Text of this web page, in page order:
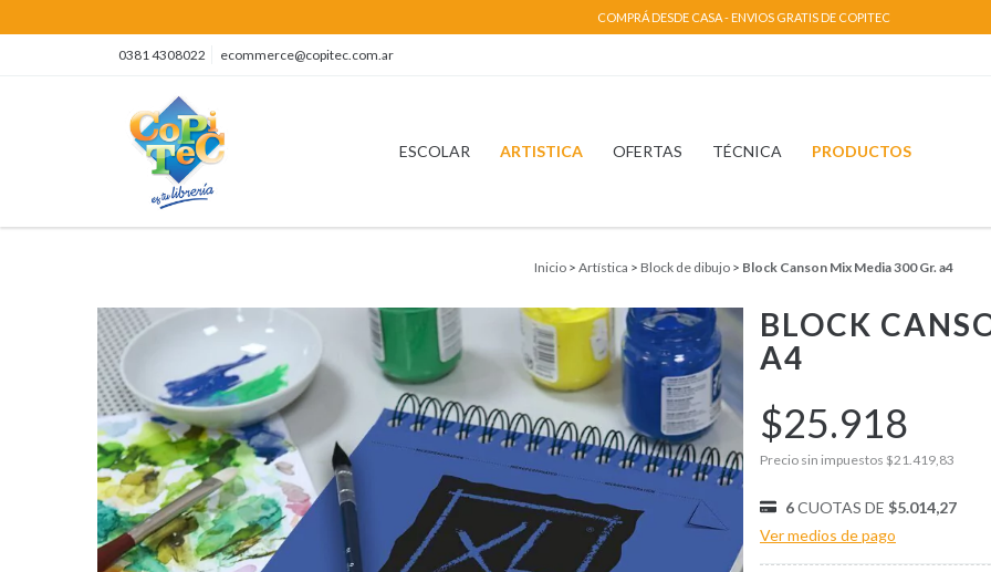
COMPRÁ DESDE CASA - ENVIOS GRATIS DE COPITEC
0381 4308022 ecommerce@copitec.com.ar
ESCOLAR ARTISTICA OFERTAS TÉCNICA PRODUCTOS
Inicio > Artística > Block de dibujo > Block Canson Mix Media 300 Gr. a4
BLOCK
A4
$25.918
Precio sin impuestos $21.419,83
6CUOTAS DE $5.014,27
Ver medios de pago